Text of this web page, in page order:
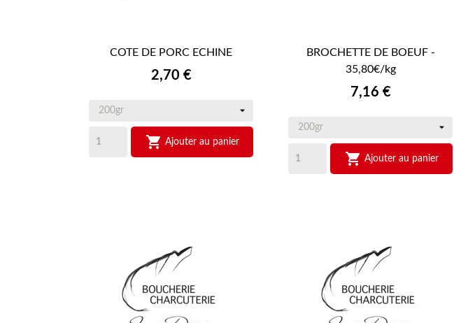
APERÇU RAPIDE
COTE DE PORC ECHINE
Prix
2,70 €
 Ajouter au panier
APERÇU RAPIDE
BROCHETTE DE BOEUF -
35,80€/kg
Prix
7,16 €
 Ajouter au panier